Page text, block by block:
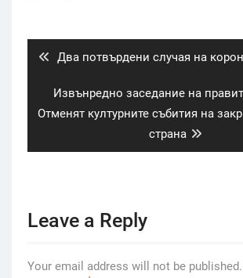
Previous
Два потвърдени случая на
Next
post:
Извънредно заседание на
Отменят културните събития на
страна
Leave a Reply
Your email address will not be published.